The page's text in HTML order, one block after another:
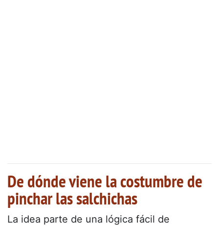
De dónde viene la costumbre de
pinchar las salchichas
La idea parte de una lógica fácil de